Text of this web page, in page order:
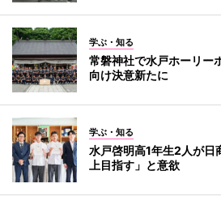
学ぶ・知る
常磐神社で水戸ホーリ
向け決意新たに
学ぶ・知る
水戸啓明高1年生2人が
上目指す」と意欲